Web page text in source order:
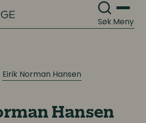
SøkMeny
i virksomheten
i virksomheten
Eirik Norman Hansen
Hansen